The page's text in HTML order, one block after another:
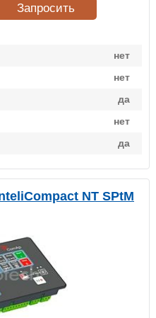
нет
нет
да
нет
да
Запросить
NT SPtM